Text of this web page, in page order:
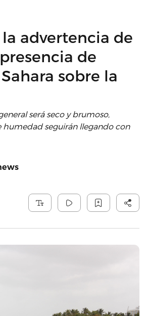
advertencia de
de
sobre la
será seco y brumoso,
humedad seguirán llegando con